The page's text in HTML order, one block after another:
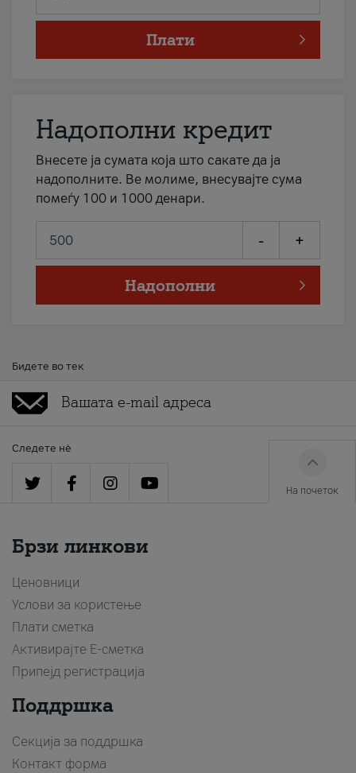
Плати
Надополни кредит
Внесете ја сумата која што сакате да ја
надополните. Ве молиме, внесувајте сума
помеѓу 100 и 1000 денари.
- +
Надополни
Бидете во тек
Следете нè
На почеток
Брзи линкови
Ценовници
Услови за користење
Плати сметка
Активирајте Е-сметка
Припејд регистрација
Поддршка
Секција за поддршка
Контакт форма